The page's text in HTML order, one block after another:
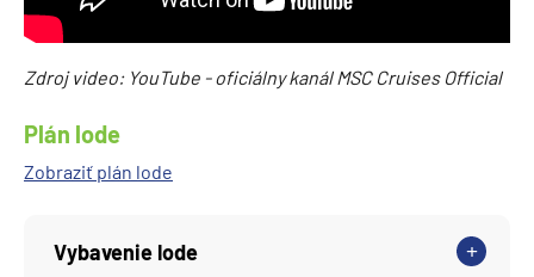
Zdroj video: YouTube - oficiálny kanál MSC Cruises Official
Plán lode
Zobraziť plán lode
Vybavenie lode